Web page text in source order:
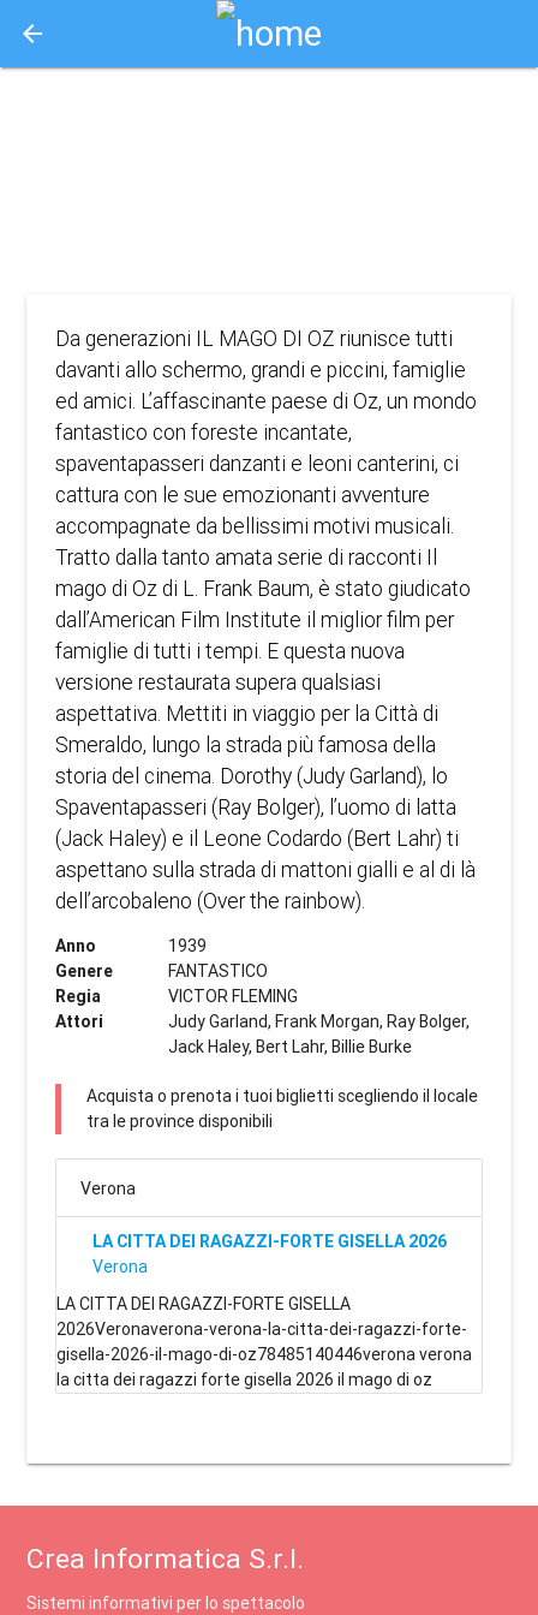
arrow_back
Da generazioni IL MAGO DI OZ riunisce tutti
davanti allo schermo, grandi e piccini, famiglie
ed amici. L’affascinante paese di Oz, un mondo
fantastico con foreste incantate,
spaventapasseri danzanti e leoni canterini, ci
cattura con le sue emozionanti avventure
accompagnate da bellissimi motivi musicali.
Tratto dalla tanto amata serie di racconti Il
mago di Oz di L. Frank Baum, è stato giudicato
dall’American Film Institute il miglior film per
famiglie di tutti i tempi. E questa nuova
versione restaurata supera qualsiasi
aspettativa. Mettiti in viaggio per la Città di
Smeraldo, lungo la strada più famosa della
storia del cinema. Dorothy (Judy Garland), lo
Spaventapasseri (Ray Bolger), l’uomo di latta
(Jack Haley) e il Leone Codardo (Bert Lahr) ti
aspettano sulla strada di mattoni gialli e al di là
dell’arcobaleno (Over the rainbow).
Anno
1939
Genere
FANTASTICO
Regia
VICTOR FLEMING
Attori
Judy Garland, Frank Morgan, Ray Bolger,
Jack Haley, Bert Lahr, Billie Burke
Acquista o prenota i tuoi biglietti scegliendo il locale
tra le province disponibili
Verona
LA CITTA DEI RAGAZZI-FORTE GISELLA 2026
Verona
LA CITTA DEI RAGAZZI-FORTE GISELLA
2026Veronaverona-verona-la-citta-dei-ragazzi-forte-
gisella-2026-il-mago-di-oz78485140446verona verona
la citta dei ragazzi forte gisella 2026 il mago di oz
Crea Informatica S.r.l.
Sistemi informativi per lo spettacolo